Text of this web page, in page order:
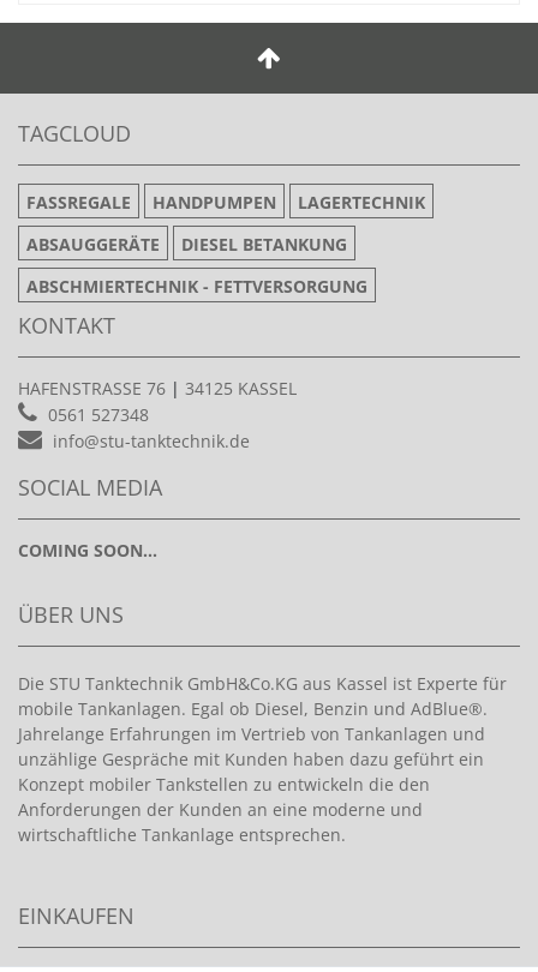
TAGCLOUD
FASSREGALE HANDPUMPEN
LAGERTECHNIK
ABSAUGGERÄTE
DIESEL BETANKUNG
ABSCHMIERTECHNIK - FETTVERSORGUNG
KONTAKT
HAFENSTRASSE 76 | 34125 KASSEL
0561 527348
info@stu-tanktechnik.de
SOCIAL MEDIA
COMING SOON...
ÜBER UNS
Die STU Tanktechnik GmbH&Co.KG aus Kassel ist Experte für
mobile Tankanlagen. Egal ob Diesel, Benzin und AdBlue®.
Jahrelange Erfahrungen im Vertrieb von Tankanlagen und
unzählige Gespräche mit Kunden haben dazu geführt ein
Konzept mobiler Tankstellen zu entwickeln die den
Anforderungen der Kunden an eine moderne und
wirtschaftliche Tankanlage entsprechen.
EINKAUFEN